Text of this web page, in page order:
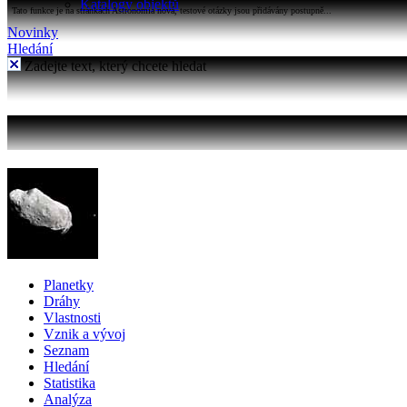
Katalogy objektů
Tato funkce je na stránkách Astronomia nová, testové otázky jsou přidávány postupně...
Novinky
Hledání
Zadejte text, který chcete hledat
Planetky
Dráhy
Vlastnosti
Vznik a vývoj
Seznam
Hledání
Statistika
Analýza